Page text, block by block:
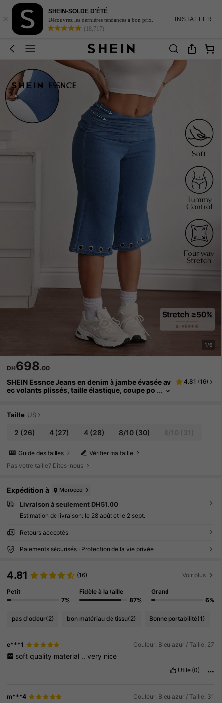
INSTALLER
×
SHEIN-SOLDE D'ÉTÉ
Découvrez les dernières tendances à bon prix.
(18,717)
1/6
DH698.00
SHEIN Essnce Jeans en denim à jambe évasée av
ec volants plissés, taille élastique, coupe po
4.81 (16)
Taille US
2 (26) 4 (27) 4(28) 8/10(30)
Vérifier ma taille
Guide des tailles
Pas votre taille? Dites-nous
Expédition à Morocco
Livraison à seulement DH51.00
Estimation de livraison: le 28 août et le 2 sept.
Retours acceptés
Paiements sécurisés · Protection de la vie privée
4.81 (16) Voir plus
Petit
7%
Fidèle à la taille
87%
Grand
6%
pas d'odeur(2) bon matériau de tissu(2) Bonne portabilité(1)
e***1 Couleur: Bleu azur / Taille: 27
soft quality material .. very nice
Utile (0)
m***4 Couleur: Bleu azur / Taille: 31